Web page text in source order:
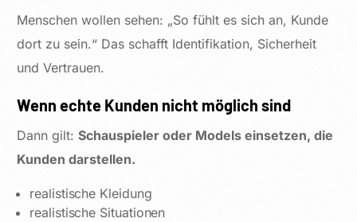
Menschen wollen sehen: „So fühlt es sich an, Kunde
dort zu sein.“ Das schafft Identifikation, Sicherheit
und Vertrauen.
Wenn echte Kunden nicht möglich sind
Dann gilt:Schauspieler oder Models einsetzen, die
Kunden darstellen.
realistische Kleidung
realistische Situationen